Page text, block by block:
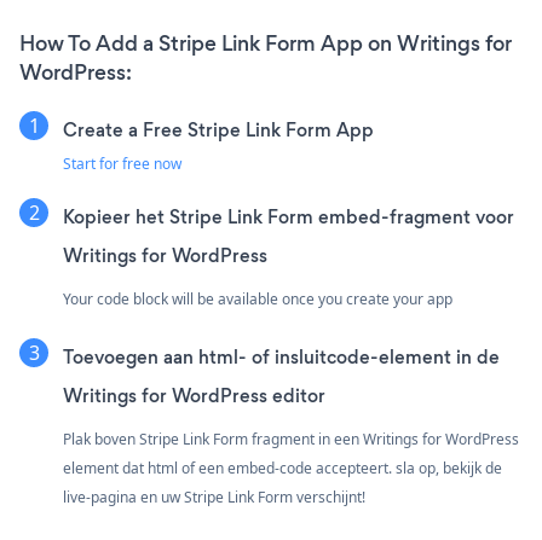
How To Add a Stripe Link Form App on Writings for
WordPress:
Create a Free Stripe Link Form App
Start for free now
Kopieer het Stripe Link Form embed-fragment voor
Writings for WordPress
Your code block will be available once you create your app
Toevoegen aan html- of insluitcode-element in de
Writings for WordPress editor
Plak boven Stripe Link Form fragment in een Writings for WordPress
element dat html of een embed-code accepteert. sla op, bekijk de
live-pagina en uw Stripe Link Form verschijnt!